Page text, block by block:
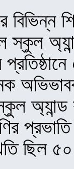
বিভিন্ন
স্কুল
ছিল